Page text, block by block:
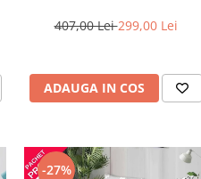
407,00 Lei299,00 Lei
ADAUGA IN COS
-27%